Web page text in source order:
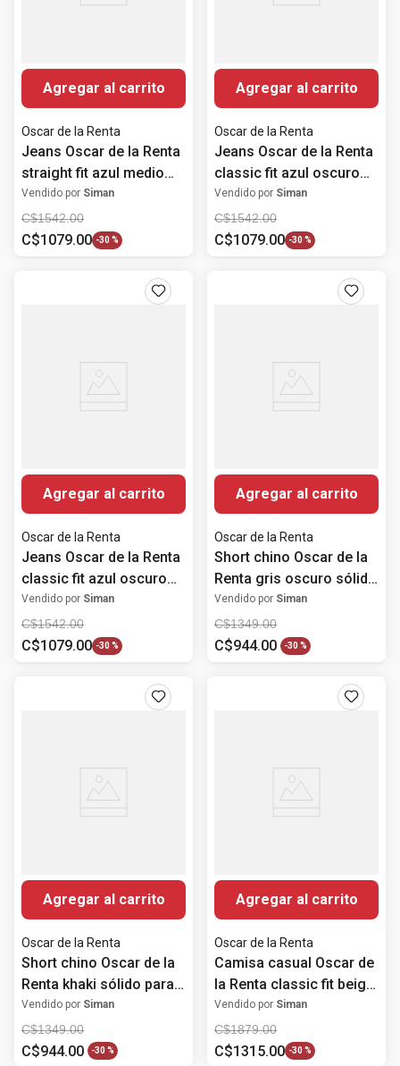
Agregar al carrito
Oscar de la Renta
Jeans Oscar de la Renta
straight fit azul medio
denim para hombre
Vendido por Siman
C$1542.00
C$1079.00 -30 %
Agregar al carrito
Oscar de la Renta
Jeans Oscar de la Renta
classic fit azul oscuro
denim lavado para
hombre
Vendido por Siman
C$1542.00
C$1079.00 -30 %
Agregar al carrito
Oscar de la Renta
Jeans Oscar de la Renta
classic fit azul oscuro
denim lavado para
hombre
Vendido por Siman
C$1542.00
C$1079.00 -30 %
Agregar al carrito
Oscar de la Renta
Short chino Oscar de la
Renta gris oscuro sólido
para hombre
Vendido por Siman
C$1349.00
C$944.00 -30 %
Agregar al carrito
Oscar de la Renta
Short chino Oscar de la
Renta khaki sólido para
hombre
Vendido por Siman
C$1349.00
C$944.00 -30 %
Agregar al carrito
Oscar de la Renta
Camisa casual Oscar de
la Renta classic fit beige
heather para hombre
Vendido por Siman
C$1879.00
C$1315.00 -30 %